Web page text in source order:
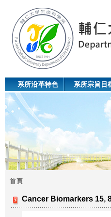
系所沿革特色 系所宗旨目
您
首頁
Cancer Biomarkers 15,